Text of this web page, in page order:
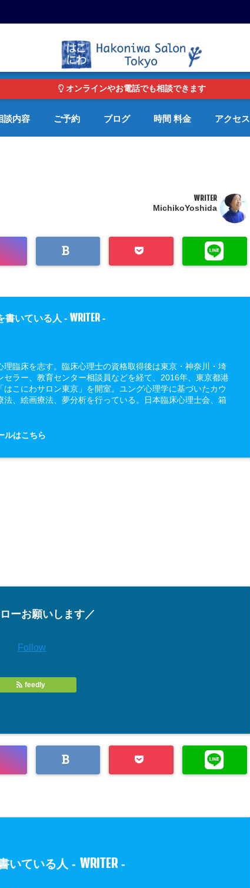
オンラインやお電話でも相談できます
談内容 ご予約 ブログ 時間 料金 アクセス
WRITER
MichikoYoshida
書いている人 - WRITER -
理臨床を志す。臨床心理士の資格取得後は東京・神奈川・埼
セラー、教育センター相談員などを経て、2016年、東京都港
はこにわサロン東京」を開室。ユング心理学に基づいたカウ
法、絵画療法、夢分析を行っている。日本臨床心理士会、箱
ルはこちら
ーお願いします／
Follow
feedly
いている人 - WRITER-